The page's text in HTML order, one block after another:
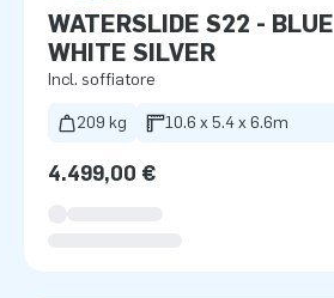
WATERSLIDE S22 - BLUE
WHITE SILVER
Incl. soffiatore
209 kg 10.6 x 5.4 x 6.6m
4.499,00 €